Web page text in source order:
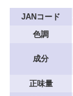
JANコード
色調
成分
正味量